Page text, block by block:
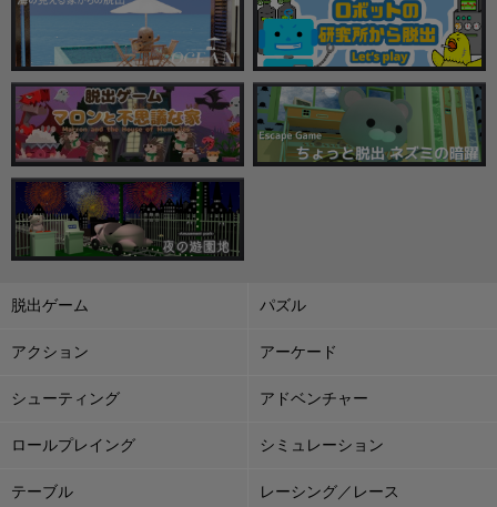
脱出ゲーム パズル
アクション アーケード
シューティング アドベンチャー
ロールプレイング シミュレーション
テーブル レーシング／レース